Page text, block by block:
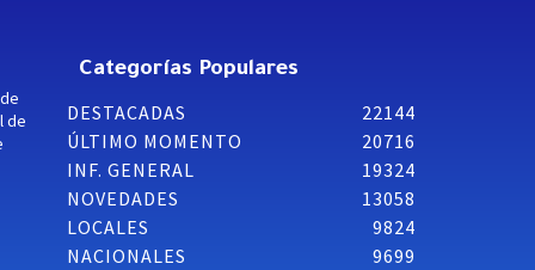
de
Categorías Populares
DESTACADAS
22144
ÚLTIMO MOMENTO
20716
INF. GENERAL
19324
NOVEDADES
13058
LOCALES
9824
NACIONALES
9699